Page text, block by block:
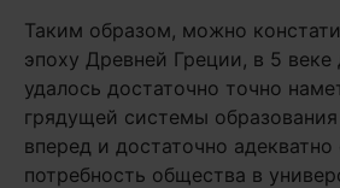
Таким образом, можно
эпоху Древней Греции, в 5
удалось достаточно точно
грядущей системы
вперед и достаточно адекватно
потребность общества в